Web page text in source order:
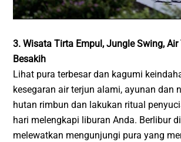
3. Wisata Tirta Empul, Jungle Swing, Air
Besakih
Lihat pura terbesar dan kagumi
kesegaran air terjun alami, ayunan dan
hutan rimbun dan lakukan ritual
hari melengkapi liburan Anda. Berlibur
melewatkan mengunjungi pura yang